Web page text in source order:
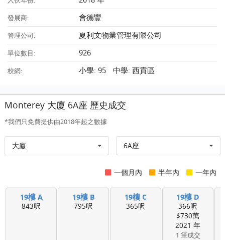
發展商: 會德豐
管理公司: 夏利文物業管理有限公司
單位數目: 926
校網: 小學: 95 中學: 西貢區
Monterey 大廈 6A座 歷史成交
*我們只免費提供由2018年起之數據
大廈 6A座
一個月內 半年內 一年內
19樓 A
843呎
19樓 B
795呎
19樓 C
365呎
19樓 D
366呎
$730萬
2021 年
1 筆成交